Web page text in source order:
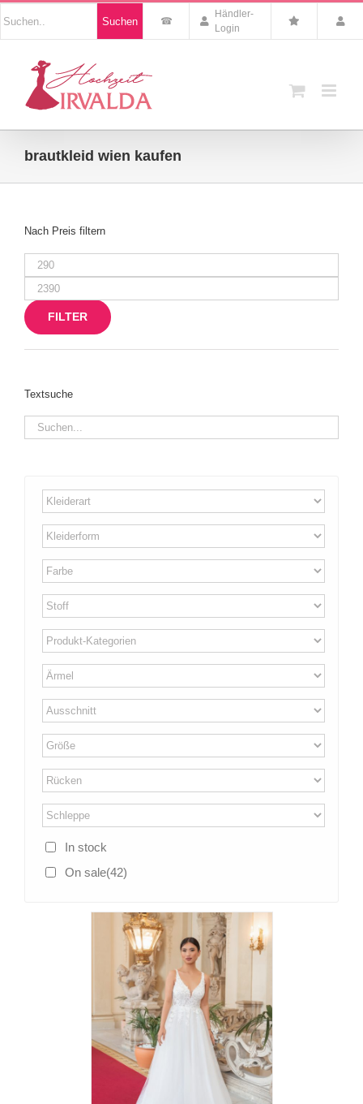
Zum
Inhalt
springen
Produkten
suchen
Suchen
Händler-
Login
brautkleid wien kaufen
In stock
On sale(42)
Nach Preis filtern
Min.
Preis
Max.
Preis
FILTER
Textsuche